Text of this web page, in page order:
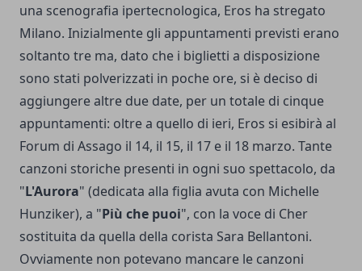
una scenografia ipertecnologica, Eros ha stregato
Milano. Inizialmente gli appuntamenti previsti erano
soltanto tre ma, dato che i biglietti a disposizione
sono stati polverizzati in poche ore, si è deciso di
aggiungere altre due date, per un totale di cinque
appuntamenti: oltre a quello di ieri, Eros si esibirà al
Forum di Assago il 14, il 15, il 17 e il 18 marzo. Tante
canzoni storiche presenti in ogni suo spettacolo, da
"L'Aurora" (dedicata alla figlia avuta con Michelle
Hunziker), a "Più che puoi", con la voce di Cher
sostituita da quella della corista Sara Bellantoni.
Ovviamente non potevano mancare le canzoni